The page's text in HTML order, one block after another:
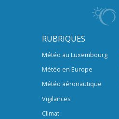
RUBRIQUES
Météo au Luxembourg
Météo en Europe
Météo aéronautique
Vigilances
Climat